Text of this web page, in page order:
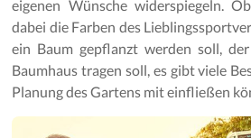
Gartenpflege
eigenen Wünsche widerspiegeln.
dabei die Farben des
ein Baum gepflanzt werden soll,
Baumhaus tragen soll, es gibt viele
Planung des Gartens mit einfließen